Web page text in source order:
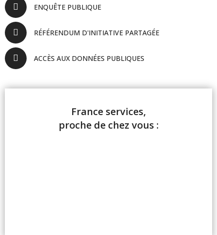
ENQUÊTE PUBLIQUE
RÉFÉRENDUM D'INITIATIVE PARTAGÉE
ACCÈS AUX DONNÉES PUBLIQUES
France services,
proche de chez vous :